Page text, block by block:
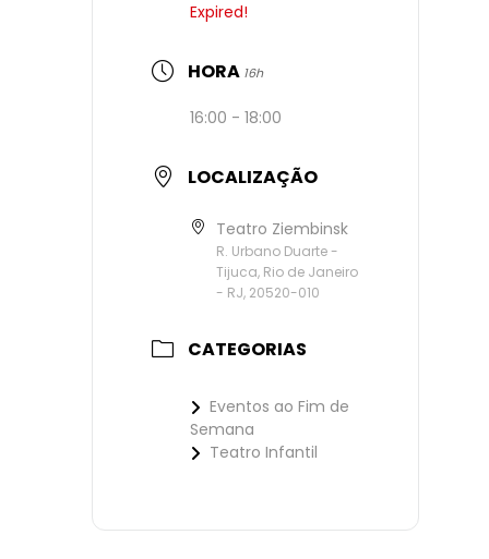
Expired!
HORA 16h
16:00 - 18:00
LOCALIZAÇÃO
Teatro Ziembinsk
R. Urbano Duarte -
Tijuca, Rio de Janeiro
- RJ, 20520-010
CATEGORIAS
Eventos ao Fim de
Semana
Teatro Infantil